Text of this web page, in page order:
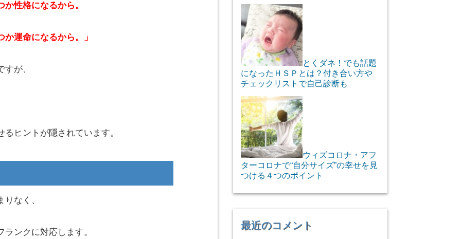
性格になるから。
運命になるから。」
が、
ヒントが隠されています。
なく、
ンクに対応します。
とくダネ！でも話題
になったＨＳＰとは？付き合い方や
チェックリストで自己診断も
ウィズコロナ・アフ
ターコロナで“自分サイズ”の幸せを見
つける４つのポイント
最近のコメント